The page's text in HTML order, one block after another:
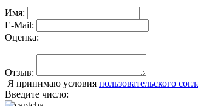
Имя:
E-Mail:
Оценка:
Отзыв:
Я принимаю условия пользовательского
Введите число: